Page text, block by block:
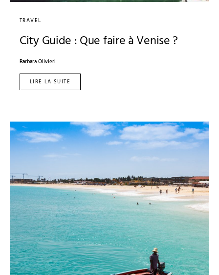
TRAVEL
City Guide : Que faire à Venise ?
Barbara Olivieri
LIRE LA SUITE